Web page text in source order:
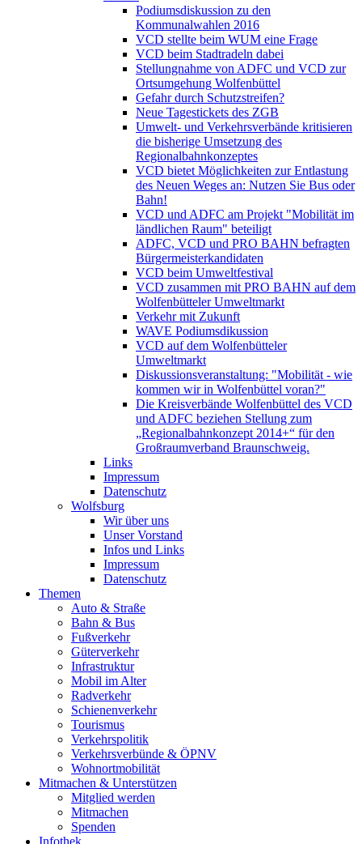
Podiumsdiskussion zu den
Kommunalwahlen 2016
VCD stellte beim WUM eine Frage
VCD beim Stadtradeln dabei
Stellungnahme von ADFC und VCD zur
Ortsumgehung Wolfenbüttel
Gefahr durch Schutzstreifen?
Neue Tagestickets des ZGB
Umwelt- und Verkehrsverbände kritisieren
die bisherige Umsetzung des
Regionalbahnkonzeptes
VCD bietet Möglichkeiten zur Entlastung
des Neuen Weges an: Nutzen Sie Bus oder
Bahn!
VCD und ADFC am Projekt "Mobilität im
ländlichen Raum" beteiligt
ADFC, VCD und PRO BAHN befragten
Bürgermeisterkandidaten
VCD beim Umweltfestival
VCD zusammen mit PRO BAHN auf dem
Wolfenbütteler Umweltmarkt
Verkehr mit Zukunft
WAVE Podiumsdikussion
VCD auf dem Wolfenbütteler
Umweltmarkt
Diskussionsveranstaltung: "Mobilität - wie
kommen wir in Wolfenbüttel voran?"
Die Kreisverbände Wolfenbüttel des VCD
und ADFC beziehen Stellung zum
„Regionalbahnkonzept 2014+“ für den
Großraumverband Braunschweig.
Links
Impressum
Datenschutz
Wolfsburg
Wir über uns
Unser Vorstand
Infos und Links
Impressum
Datenschutz
Themen
Auto & Straße
Bahn & Bus
Fußverkehr
Güterverkehr
Infrastruktur
Mobil im Alter
Radverkehr
Schienenverkehr
Tourismus
Verkehrspolitik
Verkehrsverbünde & ÖPNV
Wohnortmobilität
Mitmachen & Unterstützen
Mitglied werden
Mitmachen
Spenden
Infothek